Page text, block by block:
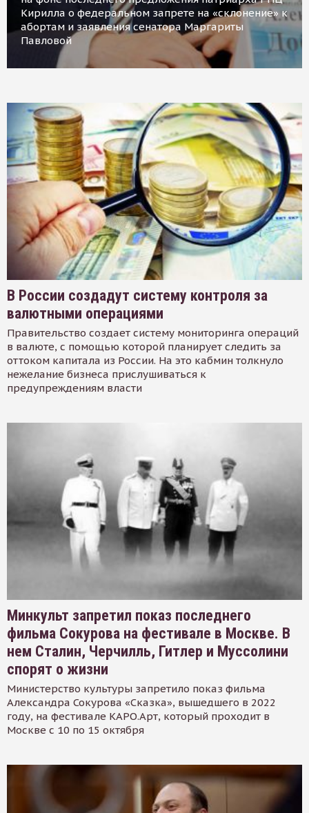
Кирилла о федеральном запрете на «склонение» к
абортам и заявления сенатора Маргариты
Павловой
В России создадут систему контроля за
валютными операциями
Правительство создает систему мониторинга операций
в валюте, с помощью которой планирует следить за
оттоком капитала из России. На это кабмин толкнуло
нежелание бизнеса прислушиваться к
предупреждениям власти
Минкульт запретил показ последнего
фильма Сокурова на фестивале в Москве. В
нем Сталин, Черчилль, Гитлер и Муссолини
спорят о жизни
Министерство культуры запретило показ фильма
Александра Сокурова «Сказка», вышедшего в 2022
году, на фестивале КАРО.Арт, который проходит в
Москве с 10 по 15 октября